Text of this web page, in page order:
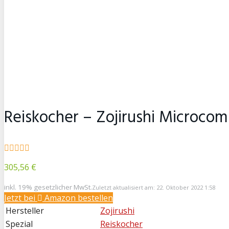
Reiskocher – Zojirushi
305,56 €
inkl. 19% gesetzlicher MwSt.Zuletzt aktualisiert am: 22. Oktober 2022 1:58
Jetzt bei
Amazon bestellen
Hersteller
Zojirushi
Spezial
Reiskocher